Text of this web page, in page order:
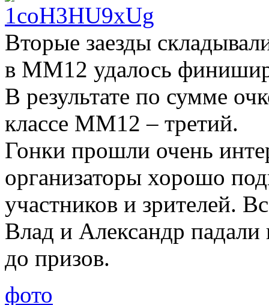
Вторые заезды
в ММ12 удалось
В результате по сумме
классе ММ12 – третий.
Гонки прошли очень
организаторы хорошо
участников и зрителей.
Влад и Александр падали
до призов.
фото